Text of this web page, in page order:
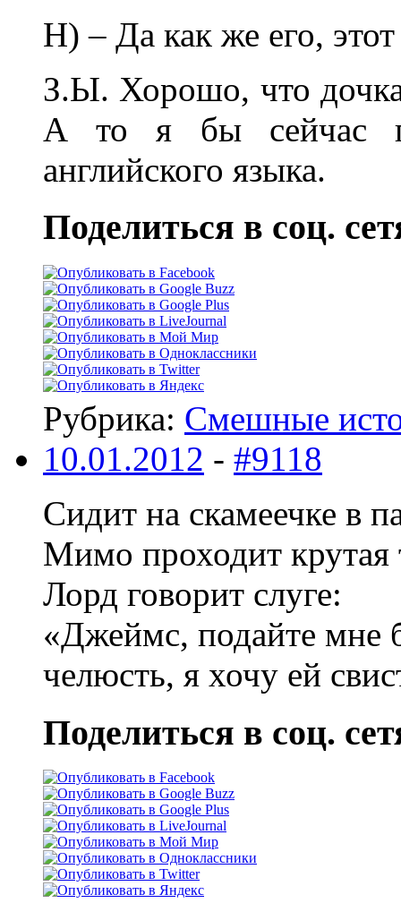
Н) – Да как же его,
З.Ы. Хорошо, что
А то я бы сейчас
английского языка.
Поделиться в соц.
Рубрика: Смешные
10.01.2012 - #9118
Сидит на скамеечке в
Мимо проходит крутая
Лорд говорит слуге:
«Джеймс, подайте мне
челюсть, я хочу ей
Поделиться в соц.